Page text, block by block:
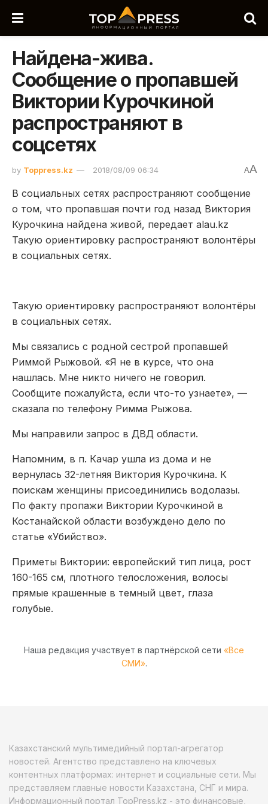
Найдена-жива.
Сообщение о пропавшей
Виктории Курочкиной
распространяют в
соцсетях
by Toppress.kz 2018/08/09 06:34 AA
В социальных сетях распространяют сообщение
о том, что пропавшая почти год назад Виктория
Курочкина найдена живой, передает alau.kz
Такую ориентировку распространяют волонтёры
в социальных сетях.
Такую ориентировку распространяют волонтёры
в социальных сетях.
Мы связались с родной сестрой пропавшей
Риммой Рыжовой. «Я не в курсе, что она
нашлась. Мне никто ничего не говорил.
Сообщите пожалуйста, если что-то узнаете», —
сказала по телефону Римма Рыжова.
Мы направили запрос в ДВД области.
Напомним, в п. Качар ушла из дома и не
вернулась 32-летняя Виктория Курочкина. К
поискам женщины присоединились водолазы.
По факту пропажи Виктории Курочкиной в
Костанайской области возбуждено дело по
статье «Убийство».
Приметы Виктории: европейский тип лица, рост
160-165 см, плотного телосложения, волосы
прямые крашенные в темный цвет, глаза
голубые.
Наша редакция участвует в партнёрской сети «Все
СМИ».
Казахстанский мультимедийный портал-агрегатор
новостей. Агентство представлено на ключевых
контентных платформах: интернет и социальные сети. Мы
представляем главные новости Казахстана, СНГ и мира.
Информационный портал TopPress.kz - это финансовые,